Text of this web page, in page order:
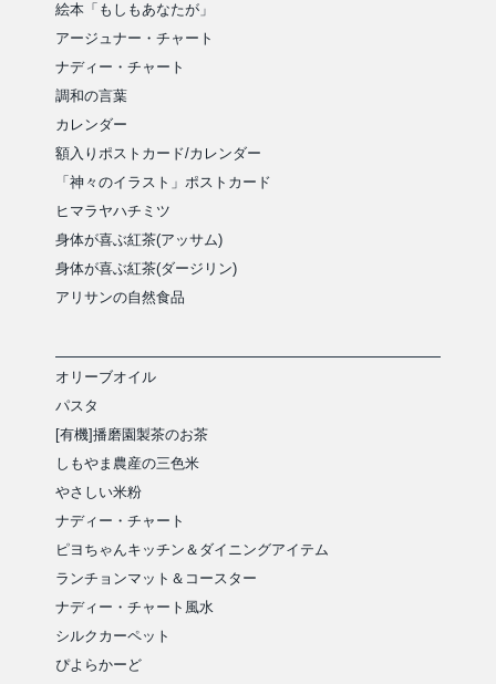
絵本「もしもあなたが」
アージュナー・チャート
ナディー・チャート
調和の言葉
カレンダー
額入りポストカード/カレンダー
「神々のイラスト」ポストカード
ヒマラヤハチミツ
身体が喜ぶ紅茶(アッサム)
身体が喜ぶ紅茶(ダージリン)
アリサンの自然食品
オリーブオイル
パスタ
[有機]播磨園製茶のお茶
しもやま農産の三色米
やさしい米粉
ナディー・チャート
ピヨちゃんキッチン＆ダイニングアイテム
ランチョンマット＆コースター
ナディー・チャート風水
シルクカーペット
ぴよらかーど